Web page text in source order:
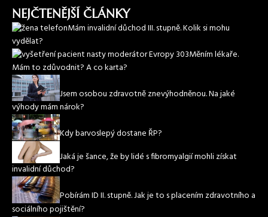
NEJČTENĚJŠÍ ČLÁNKY
Mám invalidní důchod III. stupně. Kolik si mohu
vydělat?
Měním lékaře.
Mám to zdůvodnit? A co karta?
Jsem osobou zdravotně znevýhodněnou. Na jaké
výhody mám nárok?
Kdy barvoslepý dostane ŘP?
Jaká je šance, že by lidé s fibromyalgií mohli získat
invalidní důchod?
Pobírám ID II. stupně. Jak je to s placením zdravotního a
sociálního pojištění?